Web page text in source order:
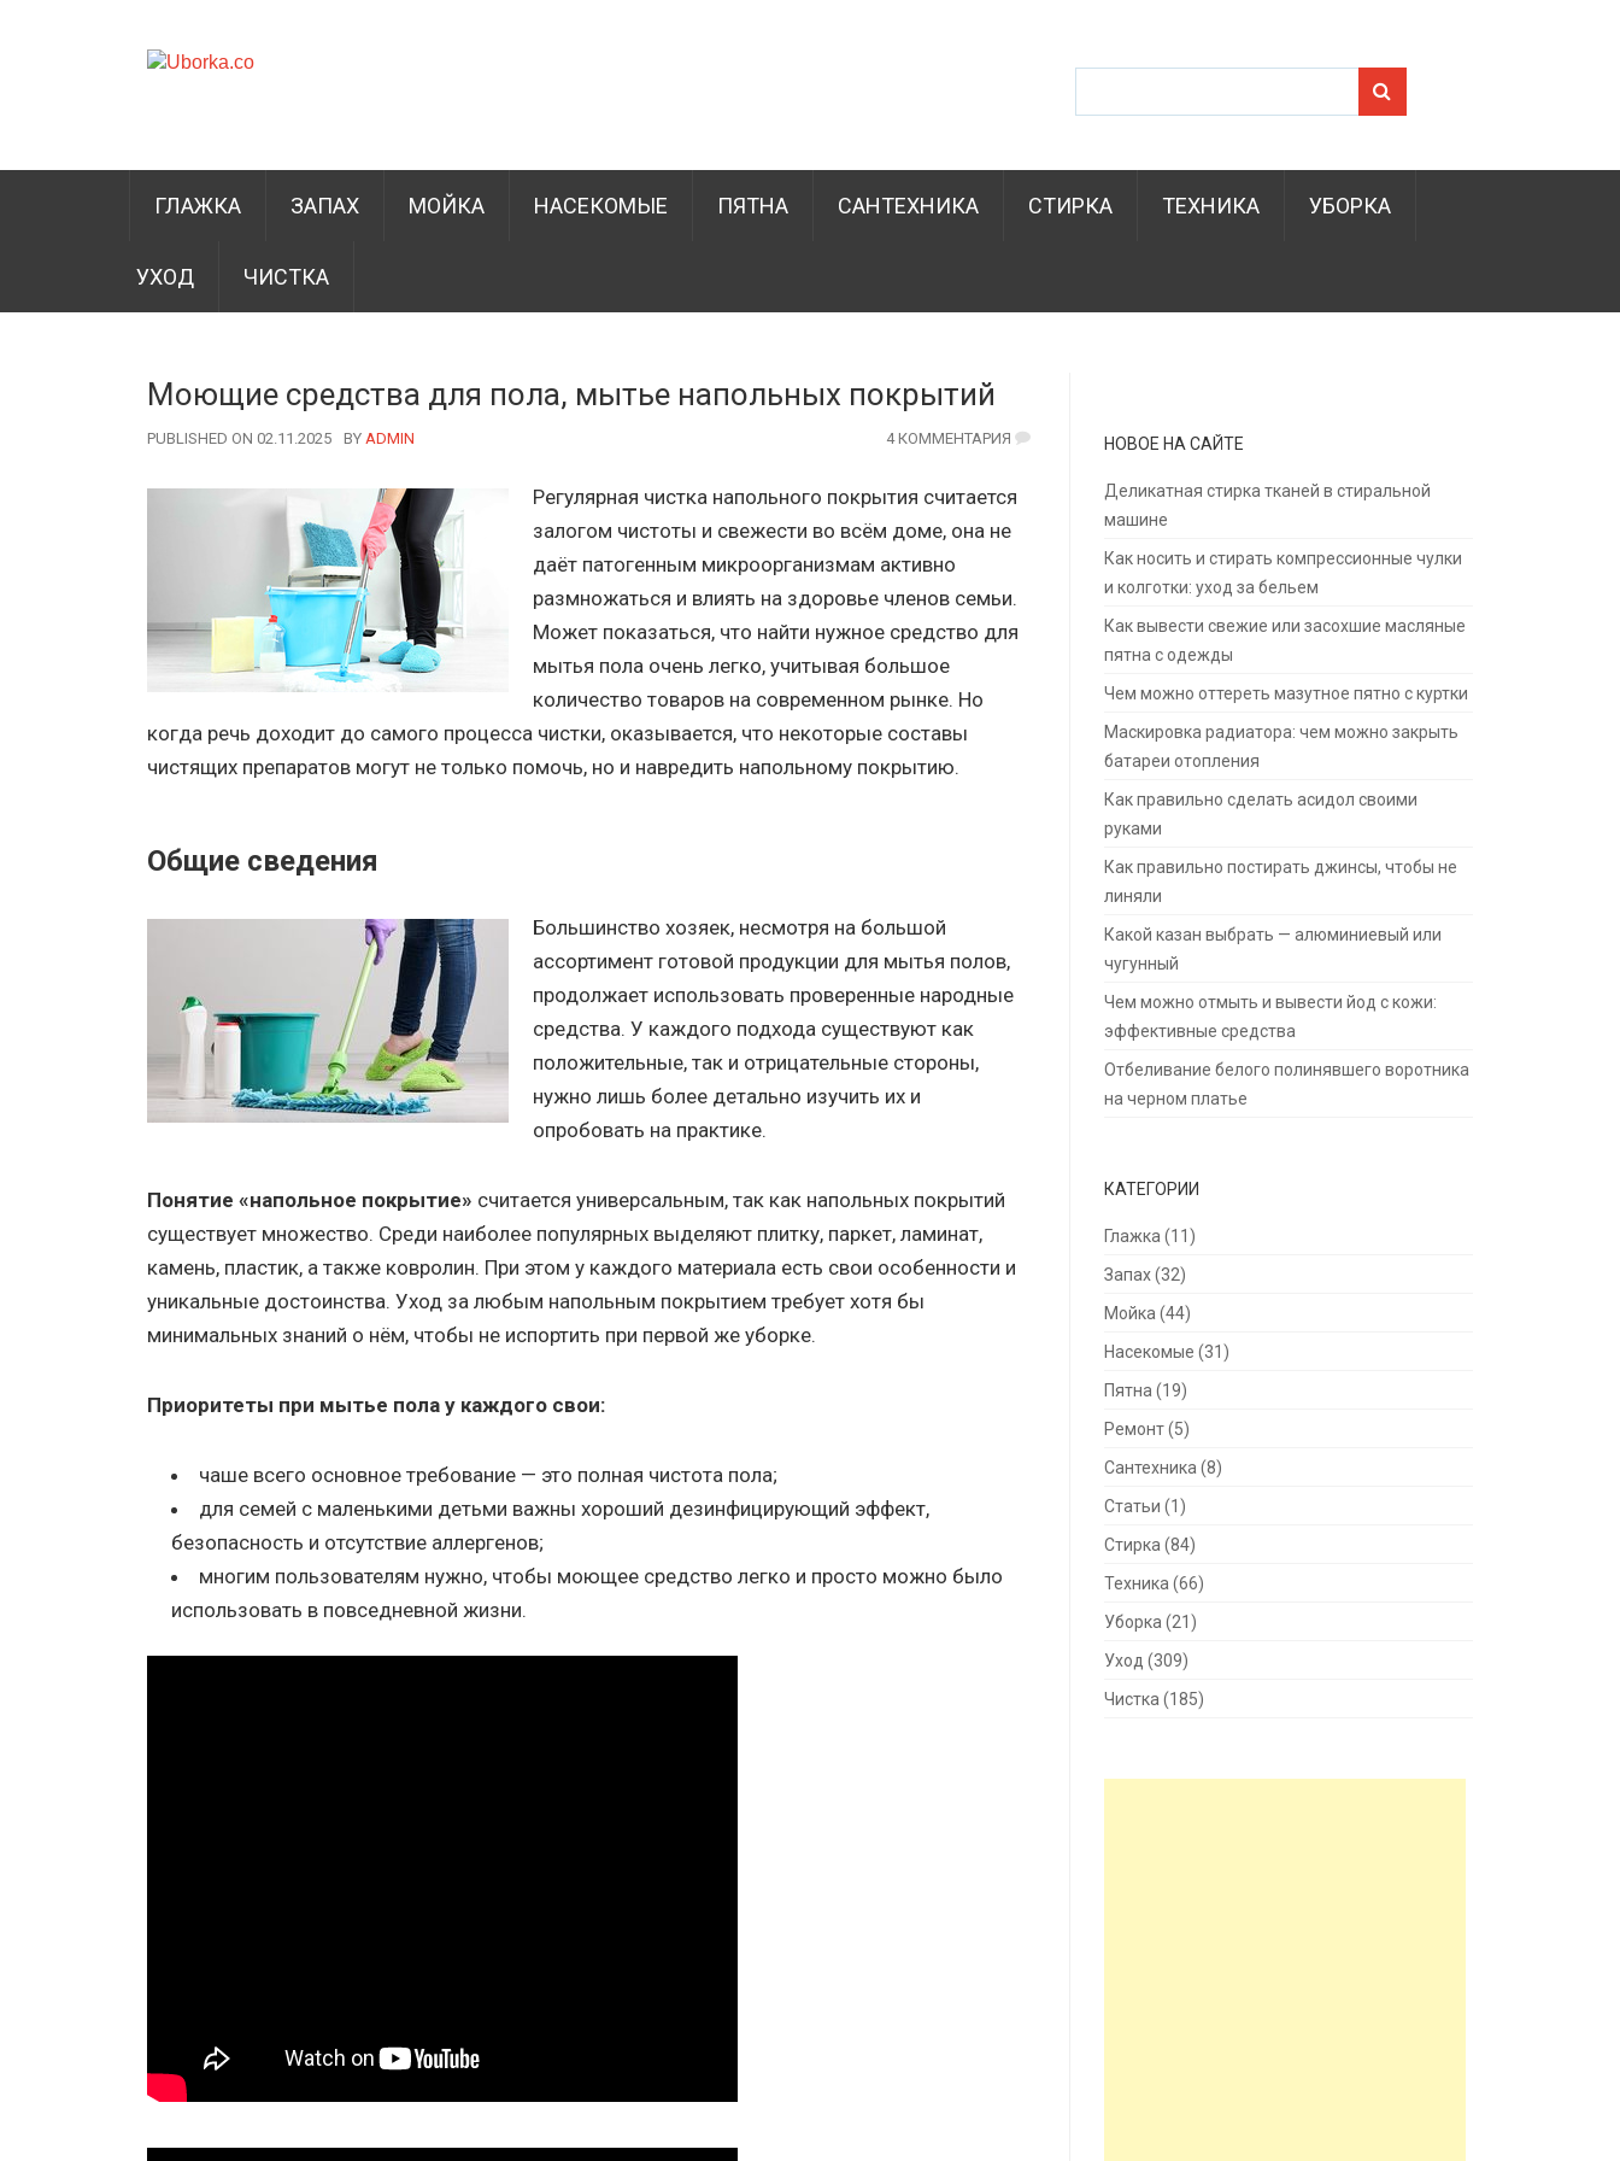
ГЛАЖКА ЗАПАХ МОЙКА НАСЕКОМЫЕ ПЯТНА САНТЕХНИКА СТИРКА ТЕХНИКА УБОРКА
УХОД ЧИСТКА
Моющие средства для пола, мытье напольных покрытий
PUBLISHED ON 02.11.2025 BY AUTHOR
ADMIN 4 КОММЕНТАРИЯ
Регулярная чистка напольного покрытия считается
залогом чистоты и свежести во всём доме, она не
даёт патогенным микроорганизмам активно
размножаться и влиять на здоровье членов семьи.
Может показаться, что найти нужное средство для
мытья пола очень легко, учитывая большое
количество товаров на современном рынке. Но
когда речь доходит до самого процесса чистки, оказывается, что некоторые составы
чистящих препаратов могут не только помочь, но и навредить напольному покрытию.
Общие сведения
Большинство хозяек, несмотря на большой
ассортимент готовой продукции для мытья полов,
продолжает использовать проверенные народные
средства. У каждого подхода существуют как
положительные, так и отрицательные стороны,
нужно лишь более детально изучить их и
опробовать на практике.
Понятие «напольное покрытие» считается универсальным, так как напольных покрытий
существует множество. Среди наиболее популярных выделяют плитку, паркет, ламинат,
камень, пластик, а также ковролин. При этом у каждого материала есть свои особенности и
уникальные достоинства. Уход за любым напольным покрытием требует хотя бы
минимальных знаний о нём, чтобы не испортить при первой же уборке.
Приоритеты при мытье пола у каждого свои:
чаше всего основное требование — это полная чистота пола;
для семей с маленькими детьми важны хороший дезинфицирующий эффект,
безопасность и отсутствие аллергенов;
многим пользователям нужно, чтобы моющее средство легко и просто можно было
использовать в повседневной жизни.
НОВОЕ НА САЙТЕ
Деликатная стирка тканей в стиральной
машине
Как носить и стирать компрессионные чулки
и колготки: уход за бельем
Как вывести свежие или засохшие масляные
пятна с одежды
Чем можно оттереть мазутное пятно с куртки
Маскировка радиатора: чем можно закрыть
батареи отопления
Как правильно сделать асидол своими
руками
Как правильно постирать джинсы, чтобы не
линяли
Какой казан выбрать — алюминиевый или
чугунный
Чем можно отмыть и вывести йод с кожи:
эффективные средства
Отбеливание белого полинявшего воротника
на черном платье
КАТЕГОРИИ
Глажка (11)
Запах(32)
Мойка (44)
Насекомые (31)
Пятна (19)
Ремонт(5)
Сантехника (8)
Статьи (1)
Стирка (84)
Техника (66)
Уборка (21)
Уход (309)
Чистка (185)